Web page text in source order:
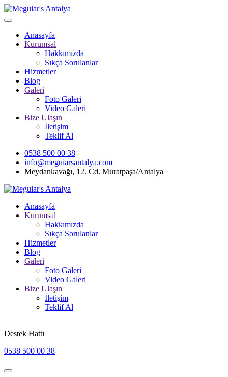
Anasayfa
Kurumsal
Hakkımızda
Sıkça Sorulanlar
Hizmetler
Blog
Galeri
Foto Galeri
Video Galeri
Bize Ulaşın
İletişim
Teklif Al
0538 500 00 38
info@meguiarsantalya.com
Meydankavağı, 12. Cd. Muratpaşa/Antalya
Anasayfa
Kurumsal
Hakkımızda
Sıkça Sorulanlar
Hizmetler
Blog
Galeri
Foto Galeri
Video Galeri
Bize Ulaşın
İletişim
Teklif Al
Destek Hattı
0538 500 00 38